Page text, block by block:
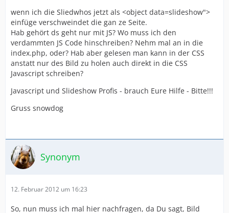
wenn ich die Sliedwhos jetzt als <object data=slideshow">
einfüge verschweindet die gan ze Seite.
Hab gehört ds geht nur mit JS? Wo muss ich den
verdammten JS Code hinschreiben? Nehm mal an in die
index.php, oder? Hab aber gelesen man kann in der CSS
anstatt nur des Bild zu holen auch direkt in die CSS
Javascript schreiben?
Javascript und Slideshow Profis - brauch Eure Hilfe - Bitte!!!
Gruss snowdog
Synonym
12. Februar 2012 um 16:23
So, nun muss ich mal hier nachfragen, da Du sagt, Bild